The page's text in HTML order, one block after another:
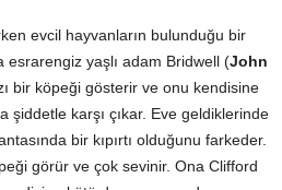
evcil hayvanların bulunduğu bir
esrarengiz yaşlı adam Bridwell (John
bir köpeği gösterir ve onu kendisine
şiddetle karşı çıkar. Eve geldiklerinde
bir kıpırtı olduğunu farkeder.
görür ve çok sevinir. Ona Clifford